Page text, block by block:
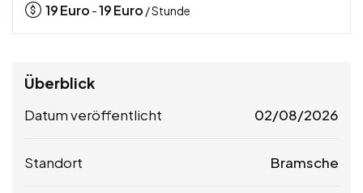
19Euro -19Euro / Stunde
Überblick
Datum veröffentlicht 02/08/2026
Standort Bramsche